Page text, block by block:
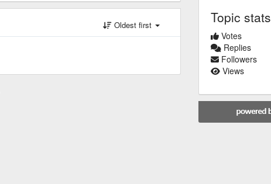
Oldest first Topic stats
Votes
Replies
Followers
Views